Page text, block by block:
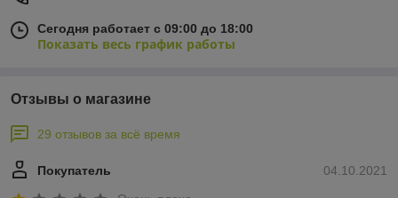
Сегодня работает с 09:00 до 18:00
Показать весь график работы
Отзывы о магазине
29 отзывов за всё время
04.10.2021
Покупатель